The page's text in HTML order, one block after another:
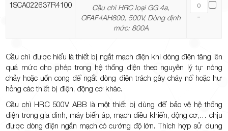
1SCA022637R4100
Cầu chì HRC loại GG 4a,
OFAF4AH800, 500V, Dòng định
mức: 800A
-
Cầu chì được hiểu là thiết bị ngắt mạch điện khi dòng điện tăng lên
quá mức cho phép trong hệ thống điện theo nguyên lý tự nóng
chảy hoặc uốn cong để ngắt dòng điện trách gây cháy nổ hoặc hư
hỏng các thiết bị điện, động cơ khác.
Cầu chì HRC 500V ABB là một thiết bị dùng để bảo vệ hệ thống
điện trong gia đình, máy biến áp, mạch điều khiển, động cơ,… chịu
được dòng điện ngắn mạch có cường độ lớn. Thích hợp sử dụng